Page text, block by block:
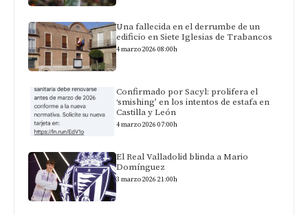
Una fallecida en el derrumbe de un
edificio en Siete Iglesias de Trabancos
4 marzo 2026 08:00h
Confirmado por Sacyl: prolifera el
‘smishing’ en los intentos de estafa en
Castilla y León
4 marzo 2026 07:00h
El Real Valladolid blinda a Mario
Domínguez
3 marzo 2026 21:00h